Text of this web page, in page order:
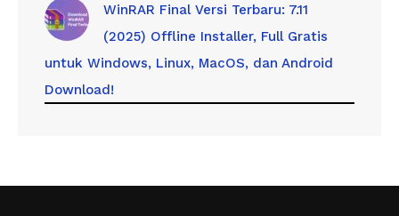
WinRAR Final Versi Terbaru: 7.11
(2025) Offline Installer, Full Gratis
untuk Windows, Linux, MacOS, dan Android
Download!